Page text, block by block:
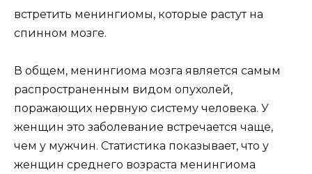
встретить менингиомы, которые растут на
спинном мозге.
В общем, менингиома мозга является самым
распространенным видом опухолей,
поражающих нервную систему человека. У
женщин это заболевание встречается чаще,
чем у мужчин. Статистика показывает, что у
женщин среднего возраста менингиома